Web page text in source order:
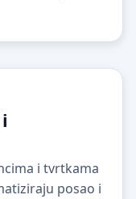
i tvrtkama
posao i